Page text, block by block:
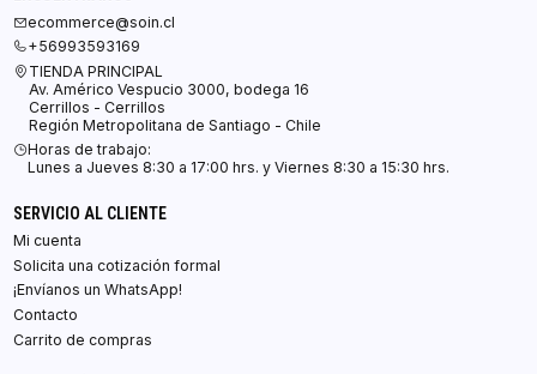
ecommerce@soin.cl
+56993593169
TIENDA PRINCIPAL
Av. Américo Vespucio 3000, bodega 16
Cerrillos - Cerrillos
Región Metropolitana de Santiago - Chile
Horas de trabajo:
Lunes a Jueves 8:30 a 17:00 hrs. y Viernes 8:30 a 15:30 hrs.
SERVICIO AL CLIENTE
Mi cuenta
Solicita una cotización formal
¡Envíanos un WhatsApp!
Contacto
Carrito de compras